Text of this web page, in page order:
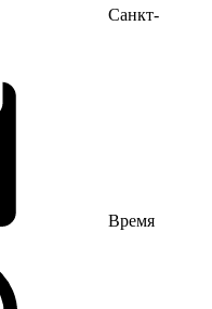
Санкт-
Время